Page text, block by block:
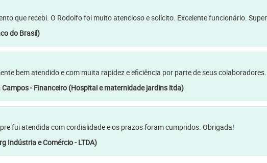
que recebi. O Rodolfo foi muito atencioso e solícito. Excelente funcionário.
do Brasil)
bem atendido e com muita rapidez e eficiência por parte de seus
- Financeiro (Hospital e maternidade jardins ltda)
fui atendida com cordialidade e os prazos foram cumpridos. Obrigada!
Indústria e Comércio - LTDA)